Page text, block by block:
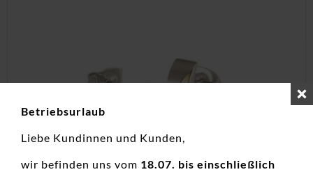
Betriebsurlaub
Liebe Kundinnen und Kunden,
wir befinden uns vom 18.07. bis einschließlich